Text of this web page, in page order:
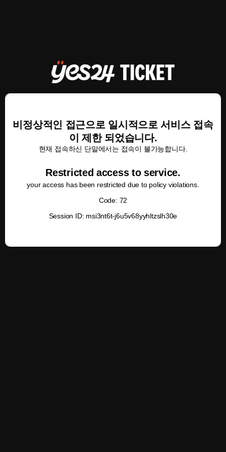
비정상적인 접근으로 일시적으로 서비스 접속
이 제한 되었습니다.
현재 접속하신 단말에서는 접속이 불가능합니다.
Restricted access to service.
your access has been restricted due to policy violations.
Code: 72
Session ID: msi3nt6t-j6u5v68yyhltzslh30e